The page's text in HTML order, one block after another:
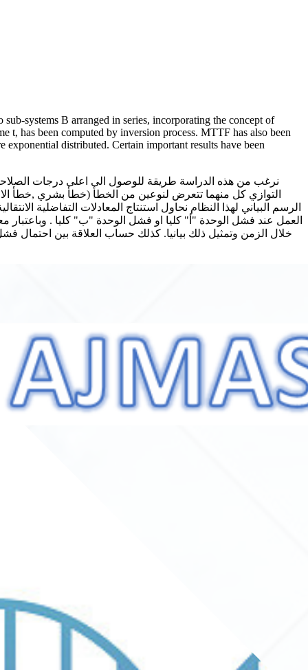
systems B arranged in series, incorporating the concept of
t, has been computed by inversion process. MTTF has also been
distributed. Certain important results have been
نرغب من هذه الدراسة طريقة للوصول الى اعلى درجات
التوازي كل منهما تتعرض لنوعين من الخطأ (خطأ بشري ,خطأ
الرسم البياني لهذا النظام نحاول استنتاج المعادلات التفاضلية
العمل عند فشل الوحدة "أ" كليا او فشل الوحدة "ب" كليا . وباعتبار
خلال الزمن وتمثيل ذلك بيانيا. كذلك حساب العلاقة بين احتمال